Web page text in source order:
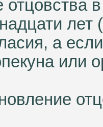
отцовства
лет
а
или